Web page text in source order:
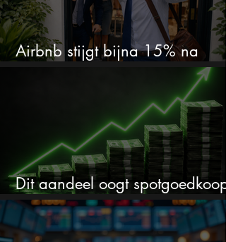
Airbnb stijgt bijna 15% na
cijfers: vooral dit AI-cijfer valt op
Dit aandeel oogt spotgoedkoop
voor hoeveel het kan stijgen